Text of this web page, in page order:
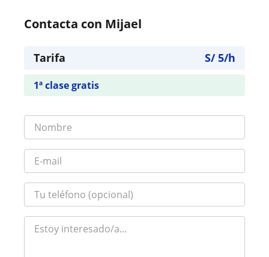
Contacta con Mijael
Tarifa S/5/h
1ª clase gratis